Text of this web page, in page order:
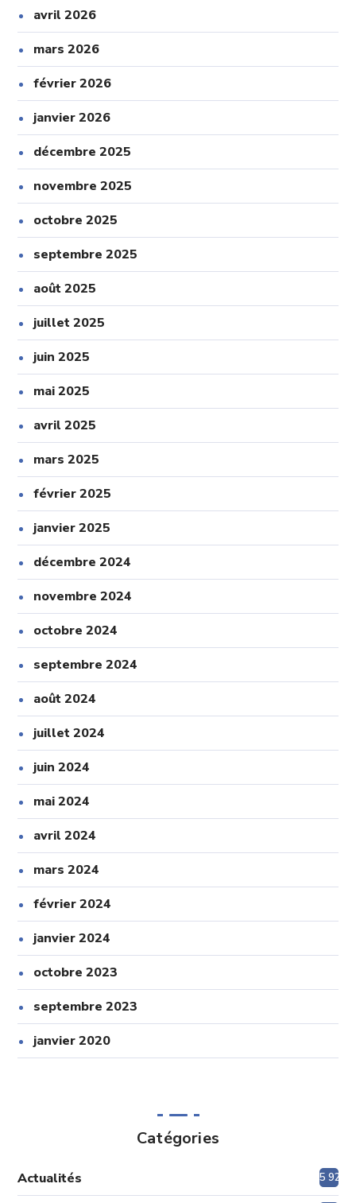
avril 2026
mars 2026
février 2026
janvier 2026
décembre 2025
novembre 2025
octobre 2025
septembre 2025
août 2025
juillet 2025
juin 2025
mai 2025
avril 2025
mars 2025
février 2025
janvier 2025
décembre 2024
novembre 2024
octobre 2024
septembre 2024
août 2024
juillet 2024
juin 2024
mai 2024
avril 2024
mars 2024
février 2024
janvier 2024
octobre 2023
septembre 2023
janvier 2020
Catégories
Actualités 5 920